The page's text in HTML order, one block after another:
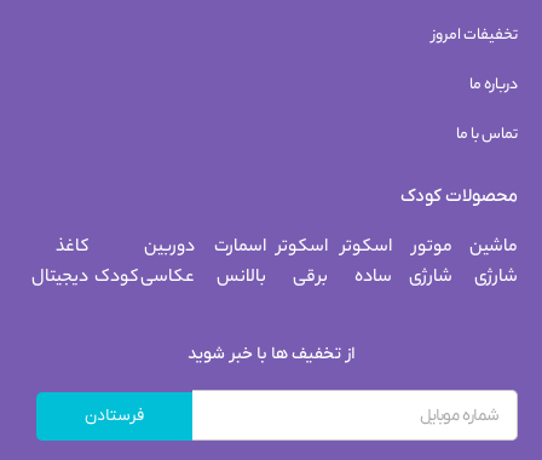
تخفیفات امروز
درباره ما
تماس با ما
محصولات کودک
ماشین
شارژی
موتور
شارژی
اسکوتر
ساده
اسکوتر
برقی
اسمارت
بالانس
دوربین
عکاسی کودک
کاغذ
دیجیتال
از تخفیف ها با خبر شوید
فرستادن